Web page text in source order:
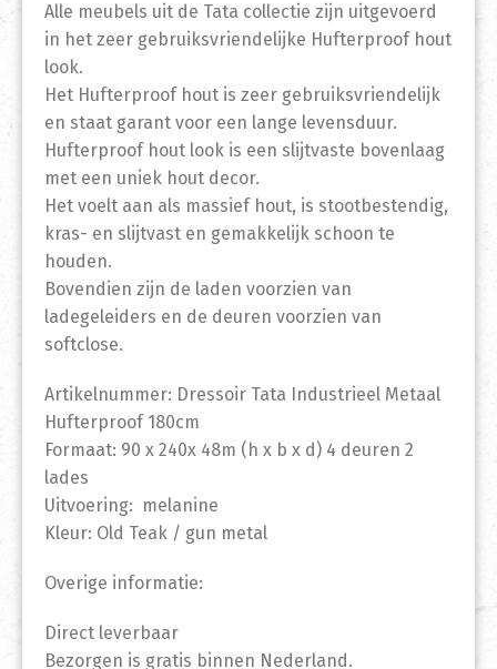
Alle meubels uit de Tata collectie zijn uitgevoerd
in het zeer gebruiksvriendelijke Hufterproof hout
look.
Het Hufterproof hout is zeer gebruiksvriendelijk
en staat garant voor een lange levensduur.
Hufterproof hout look is een slijtvaste bovenlaag
met een uniek hout decor.
Het voelt aan als massief hout, is stootbestendig,
kras- en slijtvast en gemakkelijk schoon te
houden.
Bovendien zijn de laden voorzien van
ladegeleiders en de deuren voorzien van
softclose.
Artikelnummer: Dressoir Tata Industrieel Metaal
Hufterproof 180cm
Formaat: 90 x 240x 48m (h x b x d) 4 deuren 2
lades
Uitvoering: melanine
Kleur: Old Teak / gun metal
Overige informatie:
Direct leverbaar
Bezorgen is gratis binnen Nederland.